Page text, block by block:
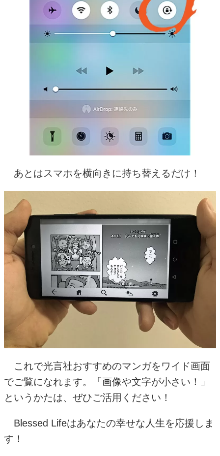
あとはスマホを横向きに持ち替えるだけ！
これで光言社おすすめのマンガをワイド画面
でご覧になれます。「画像や文字が小さい！」
というかたは、ぜひご活用ください！
Blessed Lifeはあなたの幸せな人生を応援しま
す！